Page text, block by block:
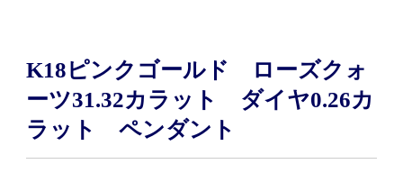
K18ピンクゴールド ローズクォ
ーツ31.32カラット ダイヤ0.26カ
ラット ペンダント